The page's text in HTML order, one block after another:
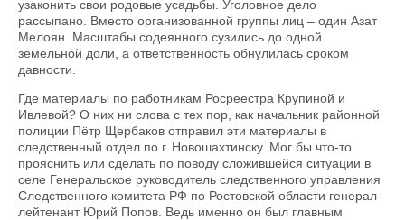
узаконить свои родовые усадьбы. Уголовное дело
рассыпано. Вместо организованной группы лиц – один Азат
Мелоян. Масштабы содеянного сузились до одной
земельной доли, а ответственность обнулилась сроком
давности.
Где материалы по работникам Росреестра Крупиной и
Ивлевой? О них ни слова с тех пор, как начальник районной
полиции Пётр Щербаков отправил эти материалы в
следственный отдел по г. Новошахтинску. Мог бы что-то
прояснить или сделать по поводу сложившейся ситуации в
селе Генеральское руководитель следственного управления
Следственного комитета РФ по Ростовской области генерал-
лейтенант Юрий Попов. Ведь именно он был главным